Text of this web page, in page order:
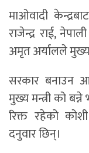
माओवादी
राजेन्द्र राई,
अमृत अर्यालले
सरकार बनाउन
मुख्य मन्त्री को
रिक्त रहेको
दनुवार छिन्।